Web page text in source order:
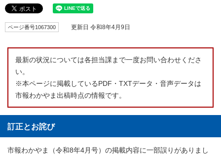
ページ番号1067300 更新日 令和8年4月9日
最新の状況については各担当課まで一度お問い合わせくださ
い。
※本ページに掲載しているPDF・TXTデータ・音声データは
市報わかやま出稿時点の情報です。
訂正とお詫び
市報わかやま（令和8年4月号）の掲載内容に一部誤りがありまし